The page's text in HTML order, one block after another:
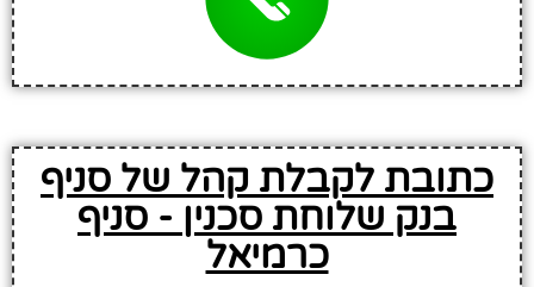
כתובת לקבלת קהל של סניף
בנק שלוחת סכנין - סניף
כרמיאל